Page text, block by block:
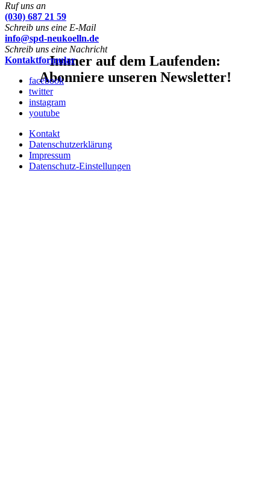
Immer auf dem Laufenden:
Abonniere unseren Newsletter!
Ruf uns an
(030) 687 21 59
Schreib uns eine E-Mail
info@spd-neukoelln.de
Schreib uns eine Nachricht
Kontaktformular
facebook
twitter
instagram
youtube
Kontakt
Datenschutzerklärung
Impressum
Datenschutz-Einstellungen